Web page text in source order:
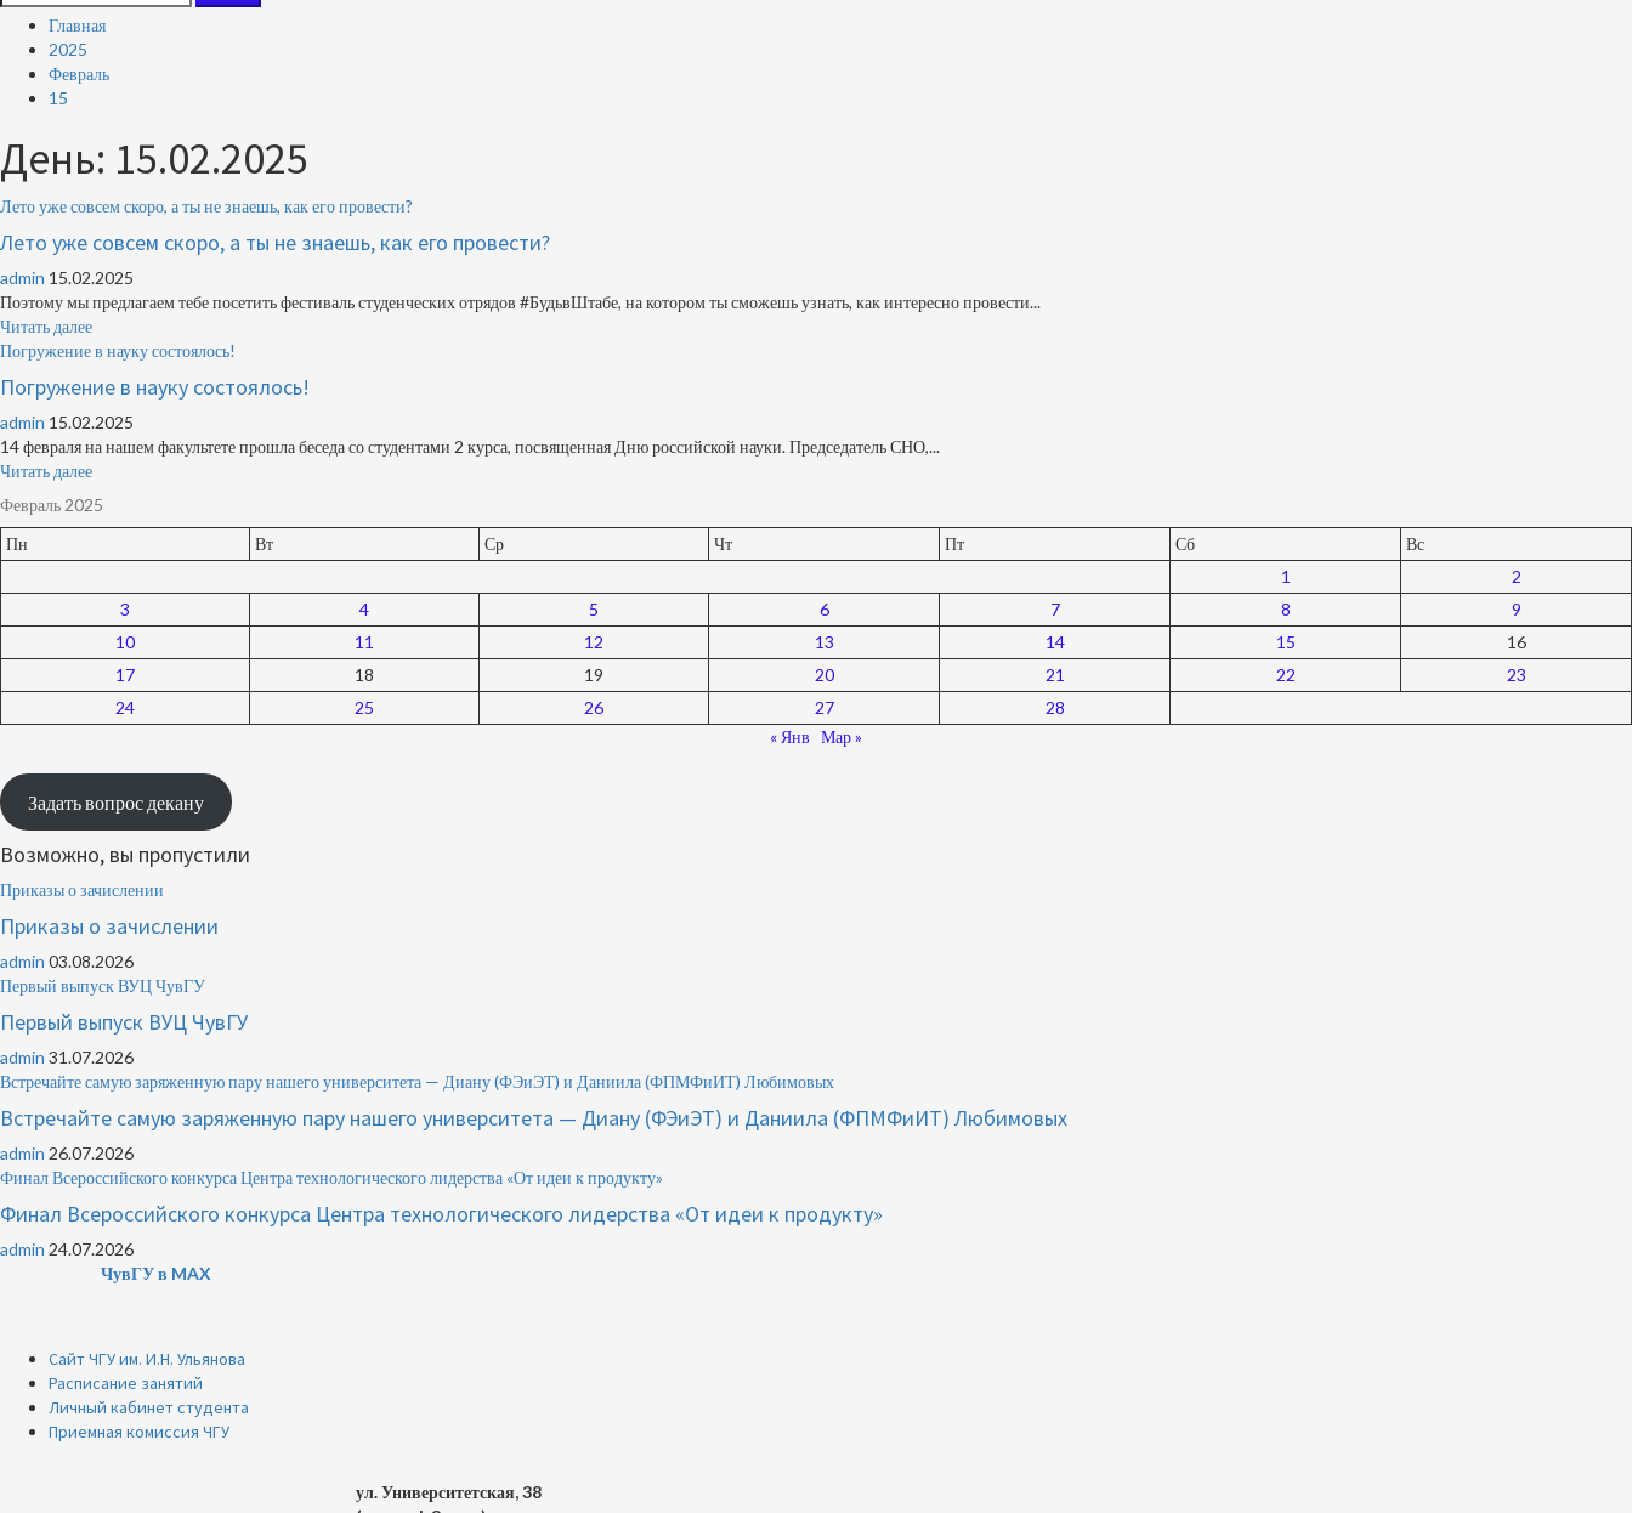
Главная
2025
Февраль
15
День: 15.02.2025
Лето уже совсем скоро, а ты не знаешь, как его провести?
Лето уже совсем скоро, а ты не знаешь, как его провести?
admin 15.02.2025
Поэтому мы предлагаем тебе посетить фестиваль студенческих отрядов #БудьвШтабе, на котором ты сможешь узнать, как интересно провести...
Читать далее
Погружение в науку состоялось!
Погружение в науку состоялось!
admin 15.02.2025
14 февраля на нашем факультете прошла беседа со студентами 2 курса, посвященная Дню российской науки. Председатель СНО,...
Читать далее
Февраль 2025
Пн
Вт Ср Чт Пт Сб
Вс
1
2
3
4 5 6 7 8
9
10
11 12 13 14 15
16
17
18 19 20 21 22
23
24
25 26 27
28
« Янв Мар »
Задать вопрос декану
Возможно, вы пропустили
Приказы о зачислении
Приказы о зачислении
admin 03.08.2026
Первый выпуск ВУЦ ЧувГУ
Первый выпуск ВУЦ ЧувГУ
admin 31.07.2026
Встречайте самую заряженную пару нашего университета — Диану (ФЭиЭТ) и Даниила (ФПМФиИТ) Любимовых
Встречайте самую заряженную пару нашего университета — Диану (ФЭиЭТ) и Даниила (ФПМФиИТ) Любимовых
admin 26.07.2026
Финал Всероссийского конкурса Центра технологического лидерства «От идеи к продукту»
Финал Всероссийского конкурса Центра технологического лидерства «От идеи к продукту»
admin 24.07.2026
ЧувГУ в MAX
Сайт ЧГУ им. И.Н. Ульянова
Расписание занятий
Личный кабинет студента
Приемная комиссия ЧГУ
ул. Университетская, 38